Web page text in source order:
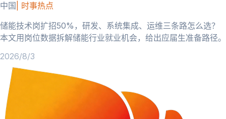
中国
时事热点
储能技术岗扩招50%，研发、系统集成、运维三条路怎么选？
本文用岗位数据拆解储能行业就业机会，给出应届生准备路径。
2026/8/3